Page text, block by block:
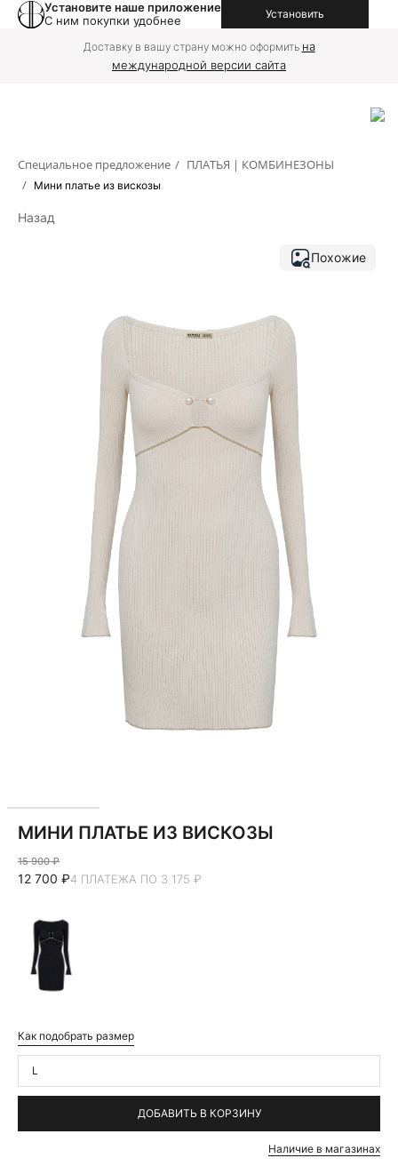
Установите наше приложение
С ним покупки удобнее
Установить
Доставку в вашу страну можно оформить на
международной версии сайта
Специальное предложение / ПЛАТЬЯ | КОМБИНЕЗОНЫ
/ Мини платье из вискозы
Назад
Похожие
МИНИ ПЛАТЬЕ ИЗ ВИСКОЗЫ
15 900 ₽
12 700 ₽4 ПЛАТЕЖА ПО 3 175 ₽
Как подобрать размер
L
ДОБАВИТЬ В КОРЗИНУ
Наличие в магазинах